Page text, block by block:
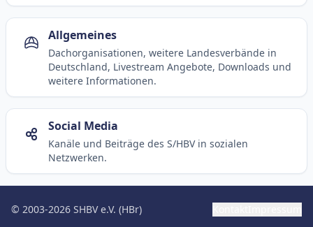
Allgemeines
Dachorganisationen, weitere Landesverbände in
Deutschland, Livestream Angebote, Downloads und
weitere Informationen.
Social Media
Kanäle und Beiträge des S/HBV in sozialen
Netzwerken.
© 2003-2026 SHBV e.V. (HBr)